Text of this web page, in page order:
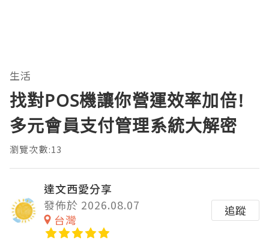
生活
找對POS機讓你營運效率加倍!
多元會員支付管理系統大解密
瀏覽次數:13
達文西愛分享
發佈於 2026.08.07
台灣
追蹤